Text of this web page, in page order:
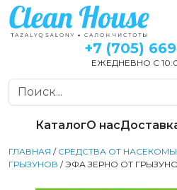
+7 (705)
ЕЖЕДНЕВНО С
КаталогО нас
ГЛАВНАЯ / СРЕДСТВА ОТ
ГРЫЗУНОВ / ЭФА ЗЕРНО ОТ